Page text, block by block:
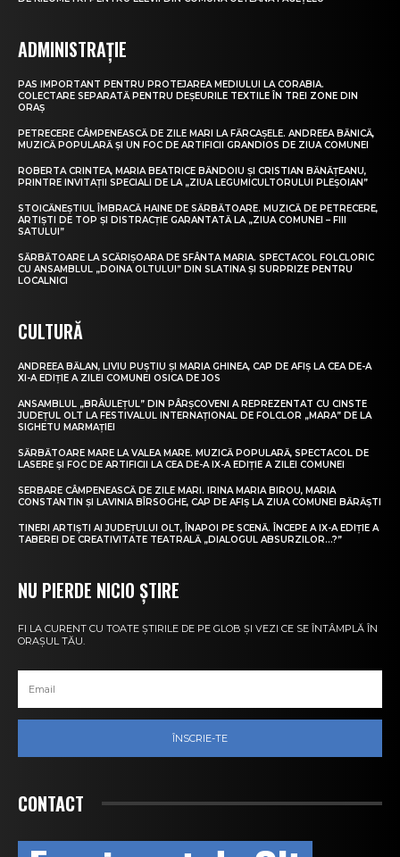
ADMINISTRAȚIE
PAS IMPORTANT PENTRU PROTEJAREA MEDIULUI LA CORABIA.
COLECTARE SEPARATĂ PENTRU DEȘEURILE TEXTILE ÎN TREI ZONE DIN
ORAȘ
PETRECERE CÂMPENEASCĂ DE ZILE MARI LA FĂRCAȘELE. ANDREEA BĂNICĂ,
MUZICĂ POPULARĂ ȘI UN FOC DE ARTIFICII GRANDIOS DE ZIUA COMUNEI
ROBERTA CRINTEA, MARIA BEATRICE BĂNDOIU ȘI CRISTIAN BĂNĂȚEANU,
PRINTRE INVITAȚII SPECIALI DE LA „ZIUA LEGUMICULTORULUI PLEȘOIAN”
STOICĂNEȘTIUL ÎMBRACĂ HAINE DE SĂRBĂTOARE. MUZICĂ DE PETRECERE,
ARTIȘTI DE TOP ȘI DISTRACȚIE GARANTATĂ LA „ZIUA COMUNEI – FIII
SATULUI”
SĂRBĂTOARE LA SCĂRIȘOARA DE SFÂNTA MARIA. SPECTACOL FOLCLORIC
CU ANSAMBLUL „DOINA OLTULUI” DIN SLATINA ȘI SURPRIZE PENTRU
LOCALNICI
CULTURĂ
ANDREEA BĂLAN, LIVIU PUȘTIU ȘI MARIA GHINEA, CAP DE AFIȘ LA CEA DE-A
XI-A EDIȚIE A ZILEI COMUNEI OSICA DE JOS
ANSAMBLUL „BRÂULEȚUL” DIN PÂRȘCOVENI A REPREZENTAT CU CINSTE
JUDEȚUL OLT LA FESTIVALUL INTERNAȚIONAL DE FOLCLOR „MARA” DE LA
SIGHETU MARMAȚIEI
SĂRBĂTOARE MARE LA VALEA MARE. MUZICĂ POPULARĂ, SPECTACOL DE
LASERE ȘI FOC DE ARTIFICII LA CEA DE-A IX-A EDIȚIE A ZILEI COMUNEI
SERBARE CÂMPENEASCĂ DE ZILE MARI. IRINA MARIA BIROU, MARIA
CONSTANTIN ȘI LAVINIA BÎRSOGHE, CAP DE AFIȘ LA ZIUA COMUNEI BĂRĂȘTI
TINERI ARTIȘTI AI JUDEȚULUI OLT, ÎNAPOI PE SCENĂ. ÎNCEPE A IX-A EDIȚIE A
TABEREI DE CREATIVITATE TEATRALĂ „DIALOGUL ABSURZILOR…?”
NU PIERDE NICIO ȘTIRE
FI LA CURENT CU TOATE ȘTIRILE DE PE GLOB ȘI VEZI CE SE ÎNTÂMPLĂ ÎN
ORAȘUL TĂU.
ÎNSCRIE-TE
CONTACT